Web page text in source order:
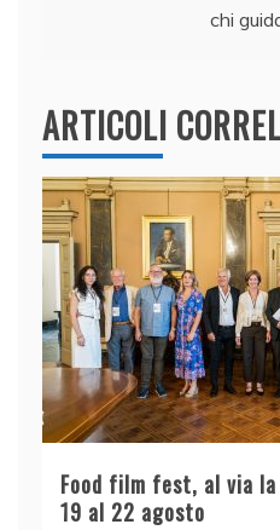
chi
ARTICOLI
Food film fest, al via la
19 al 22 agosto